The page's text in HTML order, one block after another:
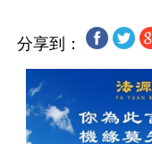
分享到：